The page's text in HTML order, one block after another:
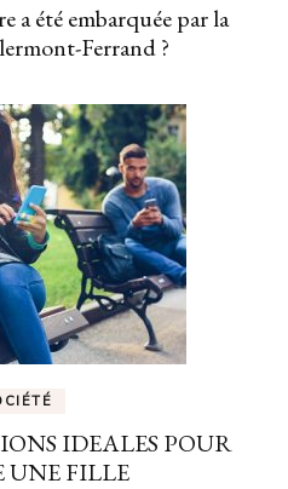
a été embarquée par la
Ferrand ?
IDEALES POUR
UNE FILLE